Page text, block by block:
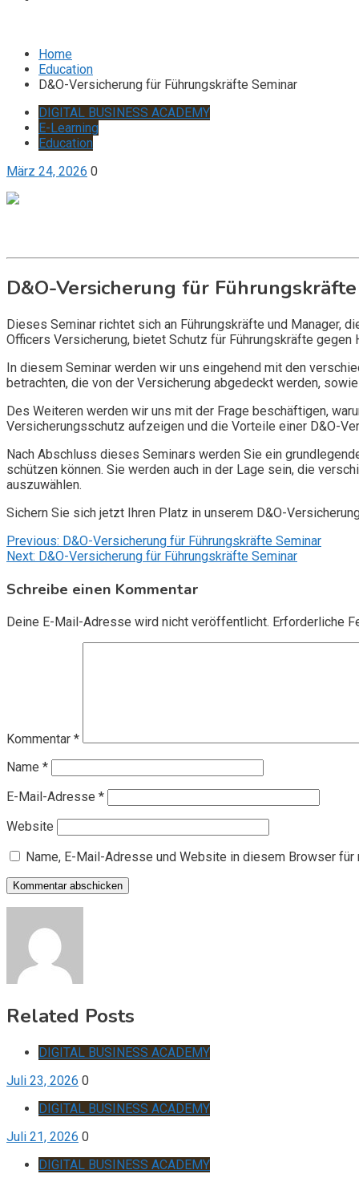
Home
Education
D&O-Versicherung für Führungskräfte Seminar
DIGITAL BUSINESS ACADEMY
E-Learning
Education
März 24, 2026 0
D&O-Versicherung für
Dieses Seminar richtet sich an Führungskräfte und Manager,
Officers Versicherung, bietet Schutz für Führungskräfte
In diesem Seminar werden wir uns eingehend mit den
betrachten, die von der Versicherung abgedeckt werden,
Des Weiteren werden wir uns mit der Frage beschäftigen,
Versicherungsschutz aufzeigen und die Vorteile einer D&O-
Nach Abschluss dieses Seminars werden Sie ein
schützen können. Sie werden auch in der Lage sein, die
auszuwählen.
Sichern Sie sich jetzt Ihren Platz in unserem D&O-
Beitragsnavigation
Previous: D&O-Versicherung für Führungskräfte Seminar
Next: D&O-Versicherung für Führungskräfte Seminar
Schreibe einen Kommentar
Deine E-Mail-Adresse wird nicht veröffentlicht. Erforderliche
Kommentar *
Name *
E-Mail-Adresse *
Website
Name, E-Mail-Adresse und Website in diesem Browser
Related Posts
DIGITAL BUSINESS ACADEMY
Juli 23, 2026 0
DIGITAL BUSINESS ACADEMY
Juli 21, 2026 0
DIGITAL BUSINESS ACADEMY